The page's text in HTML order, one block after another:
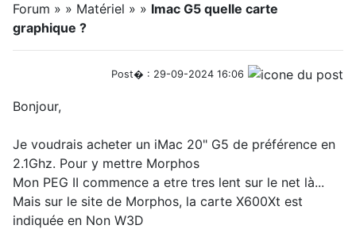
Forum » » Matériel » » Imac G5 quelle carte
graphique ?
Post� : 29-09-2024 16:06
Bonjour,
Je voudrais acheter un iMac 20" G5 de préférence en
2.1Ghz. Pour y mettre Morphos
Mon PEG II commence a etre tres lent sur le net là...
Mais sur le site de Morphos, la carte X600Xt est
indiquée en Non W3D